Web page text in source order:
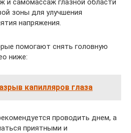
зоны для улучшения
напряжения.
помогают снять головную
ниже:
капилляров глаза
проводить днем, а
приятными и